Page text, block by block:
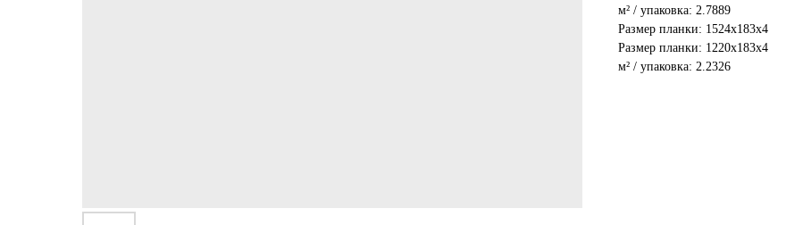
м² / упаковка: 2.7889
Размер планки: 1524x183x4
Размер планки: 1220x183x4
м² / упаковка: 2.2326